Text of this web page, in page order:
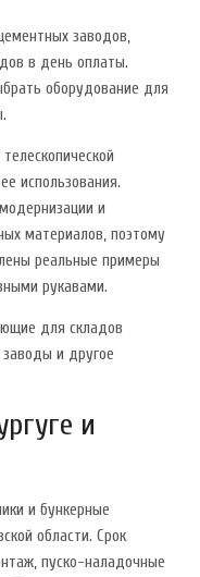
заводов,
в день оплаты.
оборудование для
использования.
и
материалов, поэтому
реальные примеры
рукавами.
для складов
и другое
и
и бункерные
области. Срок
пуско-наладочные